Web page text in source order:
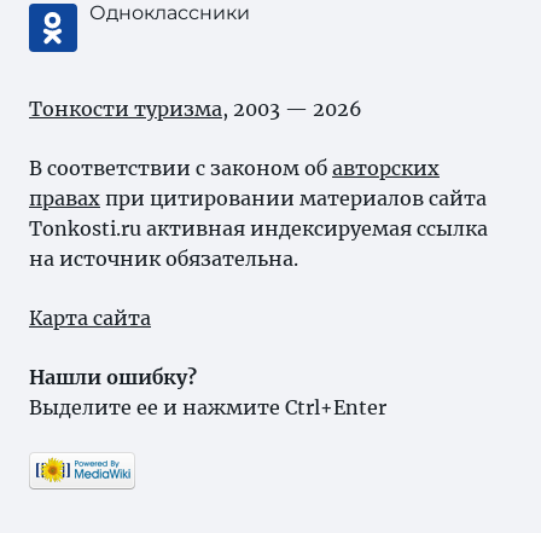
Одноклассники
Тонкости туризма, 2003 — 2026
В соответствии с законом об авторских
правах при цитировании материалов сайта
Tonkosti.ru активная индексируемая ссылка
на источник обязательна.
Карта сайта
Нашли ошибку?
Выделите ее и нажмите Ctrl+Enter